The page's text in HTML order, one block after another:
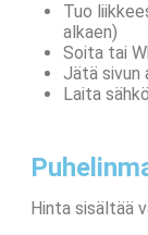
Tuo
alkaen)
Soita tai
Jätä sivun
Laita
Hinta sisältää